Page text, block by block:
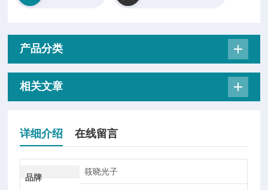
产品分类
相关文章
详细介绍 在线留言
品牌
筱晓光子